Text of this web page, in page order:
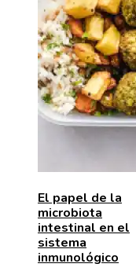
El papel de la
microbiota
intestinal en el
sistema
inmunológico